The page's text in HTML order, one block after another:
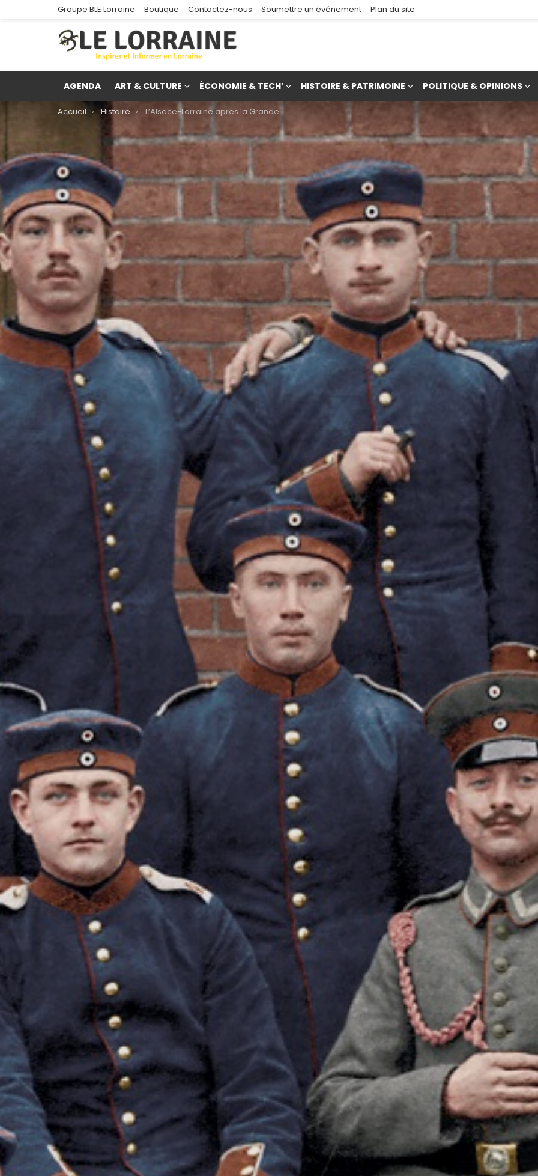
Groupe BLE Lorraine Boutique Contactez-nous Soumettre un événement Plan du site
AGENDA ART & CULTURE ÉCONOMIE & TECH’ HISTOIRE & PATRIMOINE POLITIQUE & OPINIONS
You are here:
Accueil Histoire L’Alsace-Lorraine après la Grande Guerre : réintégration ou annexion ?